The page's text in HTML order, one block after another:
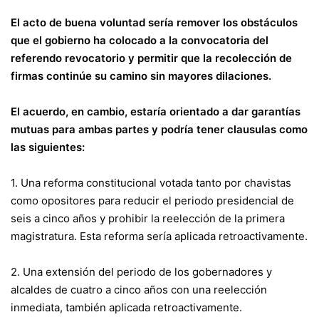
El acto de buena voluntad sería remover los obstáculos
que el gobierno ha colocado a la convocatoria del
referendo revocatorio y permitir que la recolección de
firmas continúe su camino sin mayores dilaciones.
El acuerdo, en cambio, estaría orientado a dar garantías
mutuas para ambas partes y podría tener clausulas como
las siguientes:
1. Una reforma constitucional votada tanto por chavistas
como opositores para reducir el periodo presidencial de
seis a cinco años y prohibir la reelección de la primera
magistratura. Esta reforma sería aplicada retroactivamente.
2. Una extensión del periodo de los gobernadores y
alcaldes de cuatro a cinco años con una reelección
inmediata, también aplicada retroactivamente.